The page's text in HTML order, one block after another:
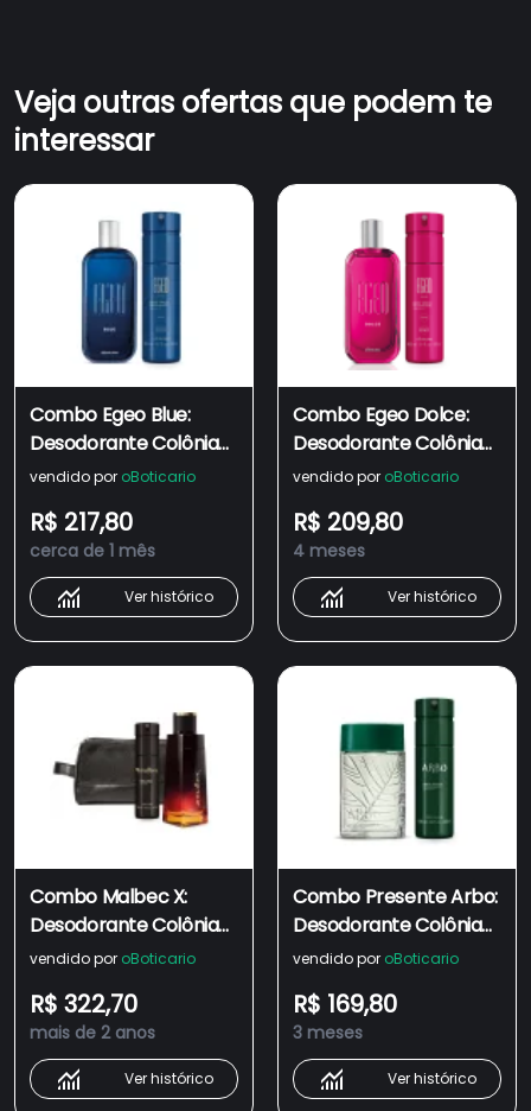
Veja outras ofertas que podem te
interessar
Combo Egeo Blue:
Desodorante Colônia
90ml + Body Spray
vendido por oBoticario
R$ 217,80
cerca de 1 mês
Ver histórico
Combo Egeo Dolce:
Desodorante Colônia
90ml + Body Spray
vendido por oBoticario
R$ 209,80
4 meses
Ver histórico
Combo Malbec X:
Desodorante Colônia
100ml + Body Spray
vendido por oBoticario
R$ 322,70
mais de 2 anos
Ver histórico
Combo Presente Arbo:
Desodorante Colônia
100ml + Body Spray
vendido por oBoticario
R$ 169,80
3 meses
Ver histórico